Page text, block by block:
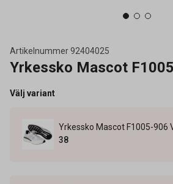
Artikelnummer92404025
Yrkessko Mascot
Välj variant
Yrkessko Mascot F1005-906
38